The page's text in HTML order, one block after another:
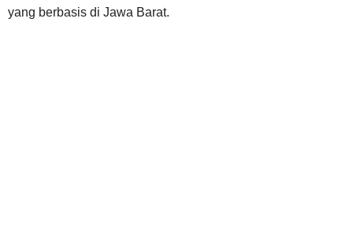
yang berbasis di Jawa Barat.